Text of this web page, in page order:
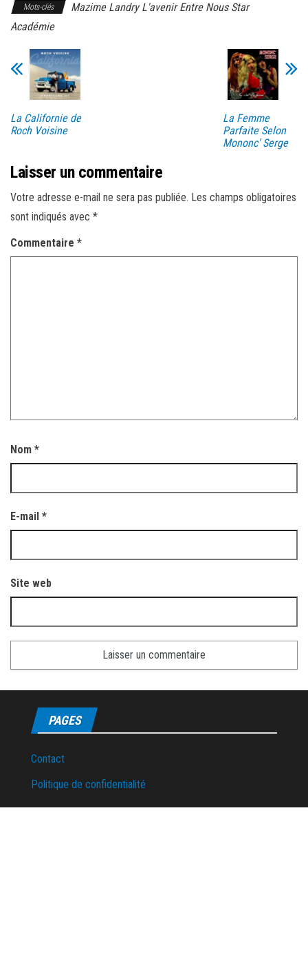
Mots-clés
Mazime Landry L'avenir Entre Nous Star
Académie
La Californie de
Roch Voisine
La Femme
Parfaite Selon
Mononc’ Serge
Laisser un commentaire
Votre adresse e-mail ne sera pas publiée. Les champs obligatoires
sont indiqués avec *
Commentaire *
Nom *
E-mail *
Site web
PAGES
Contact
Politique de confidentialité